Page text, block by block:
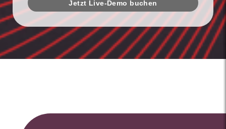
Jetzt Live-Demo buchen